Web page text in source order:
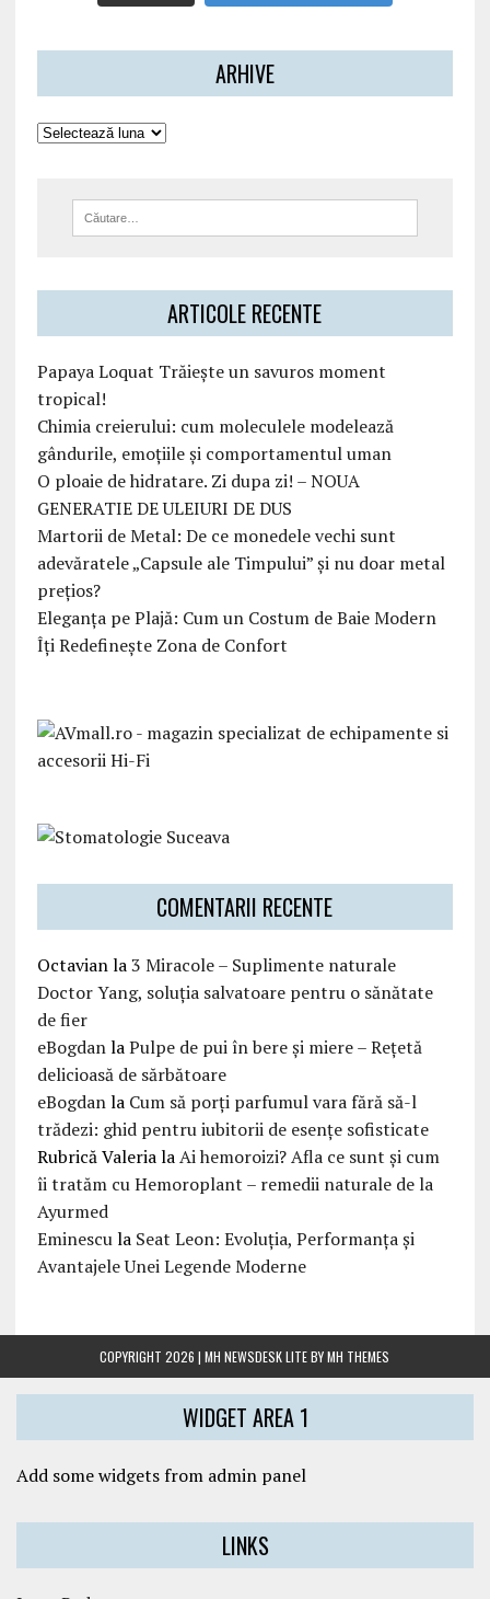
ARHIVE
ARTICOLE RECENTE
Papaya Loquat Trăiește un savuros moment
tropical!
Chimia creierului: cum moleculele modelează
gândurile, emoțiile și comportamentul uman
O ploaie de hidratare. Zi dupa zi! – NOUA
GENERATIE DE ULEIURI DE DUS
Martorii de Metal: De ce monedele vechi sunt
adevăratele „Capsule ale Timpului” și nu doar metal
prețios?
Eleganța pe Plajă: Cum un Costum de Baie Modern
Îți Redefinește Zona de Confort
COMENTARII RECENTE
Octavianla3 Miracole – Suplimente naturale
Doctor Yang, soluția salvatoare pentru o sănătate
de fier
eBogdanlaPulpe de pui în bere și miere – Rețetă
delicioasă de sărbătoare
eBogdanla Cum să porți parfumul vara fără să-l
trădezi: ghid pentru iubitorii de esențe sofisticate
Rubrică ValerialaAi hemoroizi? Afla ce sunt și cum
îi tratăm cu Hemoroplant – remedii naturale de la
Ayurmed
Eminescula Seat Leon: Evoluția, Performanța și
Avantajele Unei Legende Moderne
COPYRIGHT 2026 | MH NEWSDESK LITE BYMH THEMES
WIDGET AREA 1
Add some widgets from admin panel
LINKS